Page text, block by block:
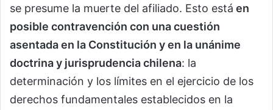
se presume la muerte del afiliado. Esto está en
posible contravención con una cuestión
asentada en la Constitución y en la unánime
doctrina y jurisprudencia chilena: la
determinación y los límites en el ejercicio de los
derechos fundamentales establecidos en la